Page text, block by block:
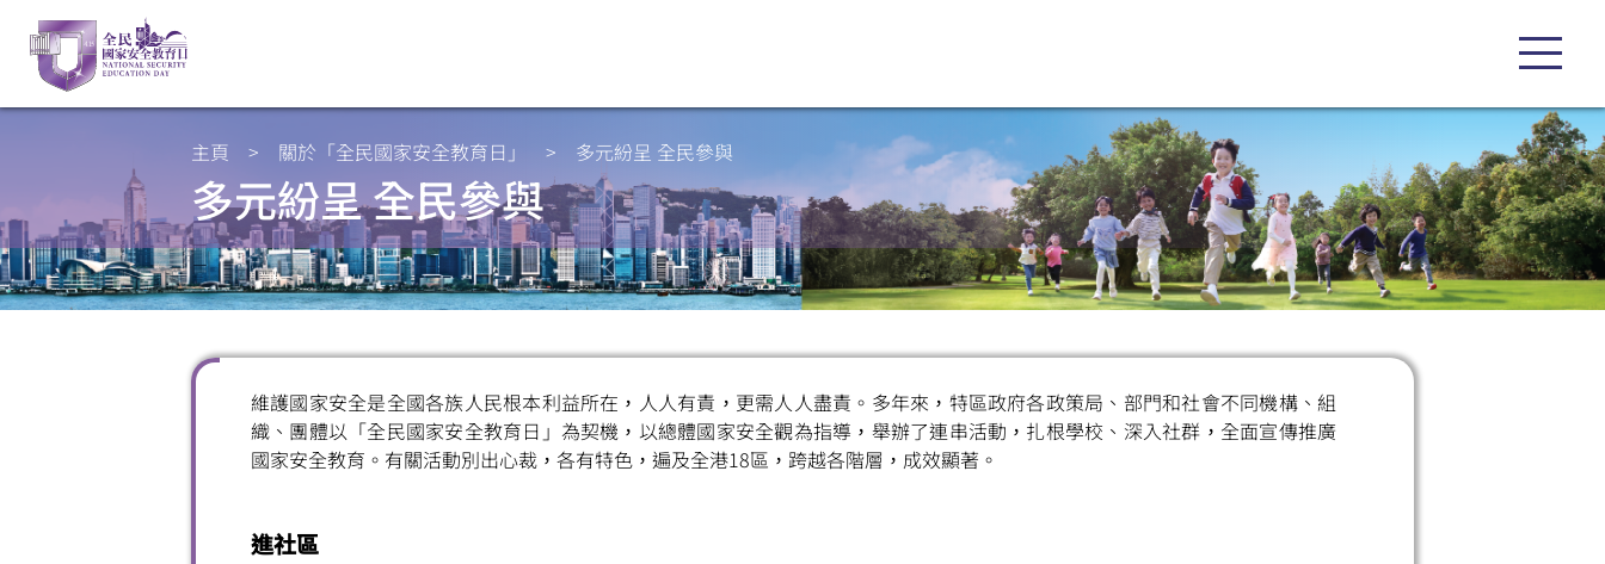
主頁 > 關於「全民國家安全教育日」 > 多元紛呈 全民參與
多元紛呈 全民參與
維護國家安全是全國各族人民根本利益所在，人人有責，更需人人盡責。多年來，特區政府各政策局、部門和社會不同機構、組
織、團體以「全民國家安全教育日」為契機，以總體國家安全觀為指導，舉辦了連串活動，扎根學校、深入社群，全面宣傳推廣
國家安全教育。有關活動別出心裁，各有特色，遍及全港18區，跨越各階層，成效顯著。
進社區